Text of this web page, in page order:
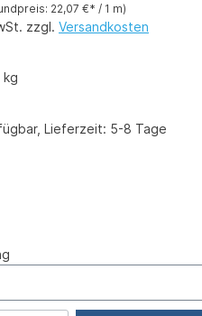
22,07 €* / 1 m)
zzgl. Versandkosten
kg
Lieferzeit: 5-8 Tage